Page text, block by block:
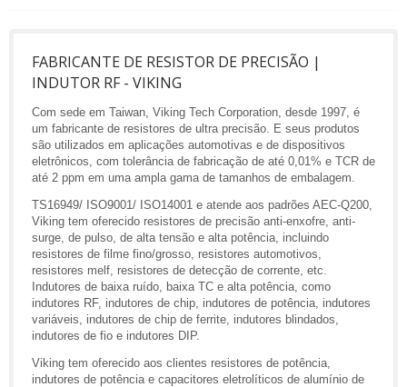
FABRICANTE DE RESISTOR DE PRECISÃO |
INDUTOR RF - VIKING
Com sede em Taiwan, Viking Tech Corporation, desde 1997, é
um fabricante de resistores de ultra precisão. E seus produtos
são utilizados em aplicações automotivas e de dispositivos
eletrônicos, com tolerância de fabricação de até 0,01% e TCR de
até 2 ppm em uma ampla gama de tamanhos de embalagem.
TS16949/ ISO9001/ ISO14001 e atende aos padrões AEC-Q200,
Viking tem oferecido resistores de precisão anti-enxofre, anti-
surge, de pulso, de alta tensão e alta potência, incluindo
resistores de filme fino/grosso, resistores automotivos,
resistores melf, resistores de detecção de corrente, etc.
Indutores de baixa ruído, baixa TC e alta potência, como
indutores RF, indutores de chip, indutores de potência, indutores
variáveis, indutores de chip de ferrite, indutores blindados,
indutores de fio e indutores DIP.
Viking tem oferecido aos clientes resistores de potência,
indutores de potência e capacitores eletrolíticos de alumínio de